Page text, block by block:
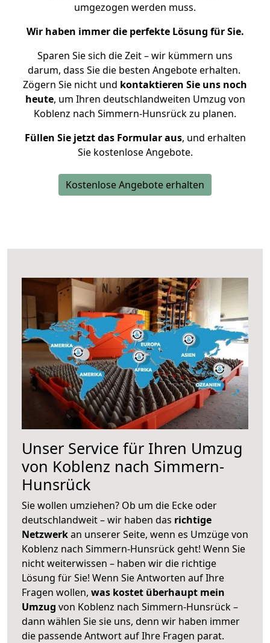
umgezogen werden muss.
Wir haben immer die perfekte Lösung für Sie.
Sparen Sie sich die Zeit – wir kümmern uns
darum, dass Sie die besten Angebote erhalten.
Zögern Sie nicht und kontaktieren Sie uns noch
heute, um Ihren deutschlandweiten Umzug von
Koblenz nach Simmern-Hunsrück zu planen.
Füllen Sie jetzt das Formular aus, und erhalten
Sie kostenlose Angebote.
Kostenlose Angebote erhalten
Unser Service für Ihren Umzug
von Koblenz nach Simmern-
Hunsrück
Sie wollen umziehen? Ob um die Ecke oder
deutschlandweit – wir haben das richtige
Netzwerkan unserer Seite, wenn es Umzüge von
Koblenz nach Simmern-Hunsrück geht! Wenn Sie
nicht weiterwissen – haben wir die richtige
Lösung für Sie! Wenn Sie Antworten auf Ihre
Fragen wollen, was kostet überhaupt mein
Umzug von Koblenz nach Simmern-Hunsrück –
dann wählen Sie sie uns, denn wir haben immer
die passende Antwort auf Ihre Fragen parat.